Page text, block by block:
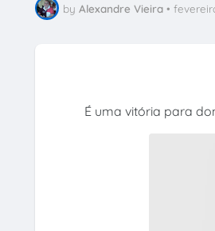
by Alexandre Vieira •
É uma vitória para